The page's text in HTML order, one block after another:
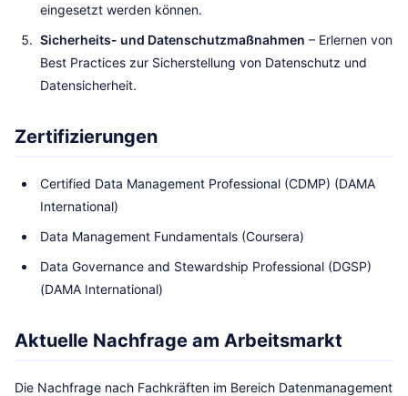
eingesetzt werden können.
Sicherheits- und Datenschutzmaßnahmen – Erlernen von
Best Practices zur Sicherstellung von Datenschutz und
Datensicherheit.
Zertifizierungen
Certified Data Management Professional (CDMP) (DAMA
International)
Data Management Fundamentals (Coursera)
Data Governance and Stewardship Professional (DGSP)
(DAMA International)
Aktuelle Nachfrage am Arbeitsmarkt
Die Nachfrage nach Fachkräften im Bereich Datenmanagement